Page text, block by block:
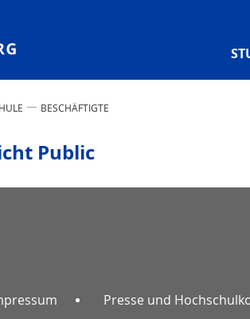
Wissenschaften Hamburg
BESCHÄFTIGTE
Public
Presse und